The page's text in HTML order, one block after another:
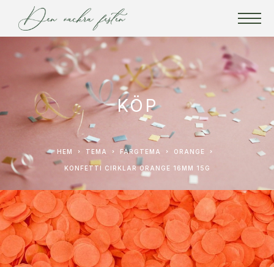
KÖP
HEM TEMA FÄRGTEMA ORANGE
KONFETTI CIRKLAR ORANGE 16MM 15G